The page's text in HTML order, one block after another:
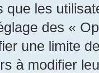
que les
des «
une limite
à modifier